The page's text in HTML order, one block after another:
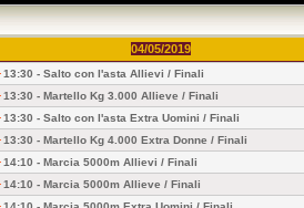
04/05/2019
13:30 - Salto con l'asta Allievi / Finali
13:30 - Martello Kg 3.000 Allieve / Finali
13:30 - Salto con l'asta Extra Uomini / Finali
13:30 - Martello Kg 4.000 Extra Donne / Finali
14:10 - Marcia 5000m Allievi / Finali
14:10 - Marcia 5000m Allieve / Finali